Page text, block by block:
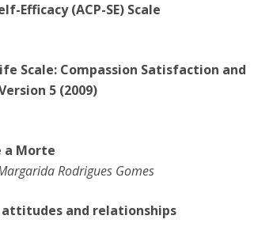
Efficacy (ACP-SE) Scale
Scale: Compassion Satisfaction and
5 (2009)
a Morte
Rodrigues Gomes
and relationships